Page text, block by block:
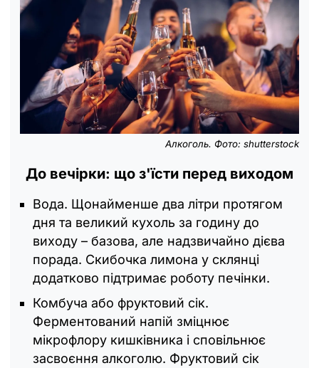
Алкоголь. Фото: shutterstock
До вечірки: що з'їсти перед виходом
Вода. Щонайменше два літри протягом
дня та великий кухоль за годину до
виходу – базова, але надзвичайно дієва
порада. Скибочка лимона у склянці
додатково підтримає роботу печінки.
Комбуча або фруктовий сік.
Ферментований напій зміцнює
мікрофлору кишківника і сповільнює
засвоєння алкоголю. Фруктовий сік